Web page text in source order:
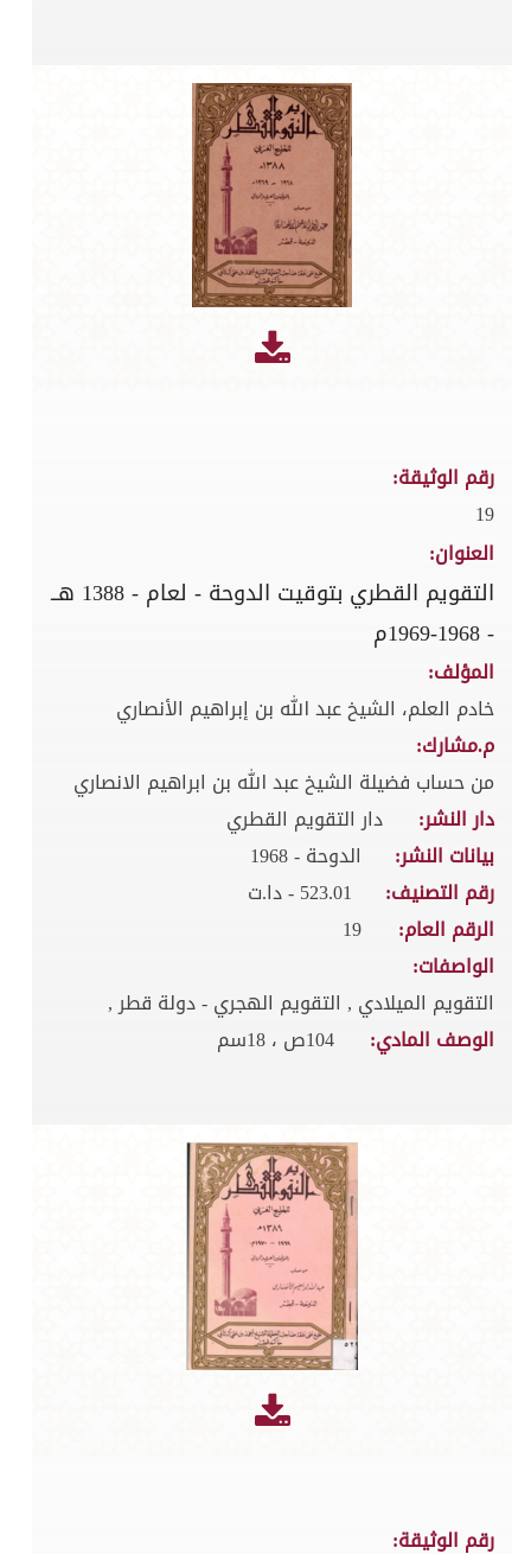
رقم الوثيقة:
19
العنوان:
التقويم القطري بتوقيت الدوحة - لعام - 1388 هــ
- 1968-1969م
المؤلف:
خادم العلم، الشيخ عبد الله بن إبراهيم الأنصاري
م.مشارك:
من حساب فضيلة الشيخ عبد الله بن ابراهيم الانصاري
دار النشر:
دار التقويم القطري
بيانات النشر:
الدوحة - 1968
رقم التصنيف:
523.01 - دا.ت
الرقم العام:
19
الواصفات:
التقويم الميلادي , التقويم الهجري - دولة قطر ,
الوصف المادي:
104ص ، 18سم
رقم الوثيقة: